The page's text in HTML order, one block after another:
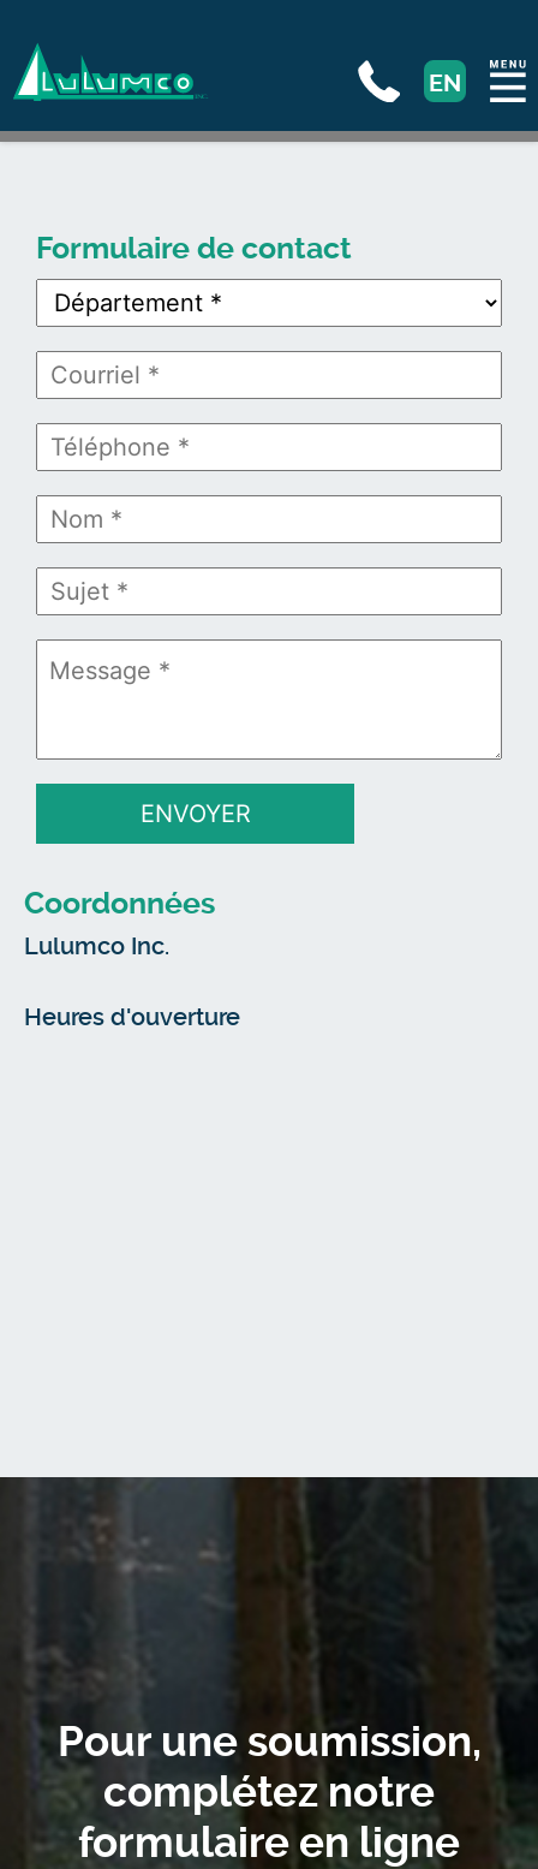
EN
Formulaire de contact
ENVOYER
Coordonnées
Lulumco Inc.
Heures d'ouverture
Pour une soumission,
complétez notre
formulaire en ligne